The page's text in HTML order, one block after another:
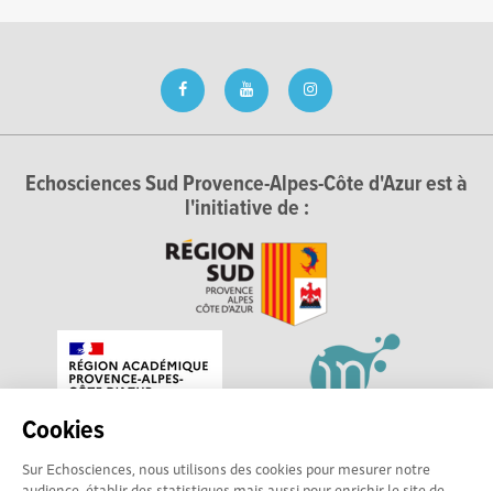
Cookies
Sur Echosciences, nous utilisons des cookies pour mesurer notre
Echosciences Sud Provence-Alpes-Côte d'Azur est à
l'initiative de :